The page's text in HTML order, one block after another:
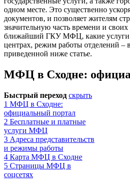
одном месте. Это существенно
документов, и позволяет жителям
значительную часть времени и
ближайший ГКУ МФЦ, какие услуги
центрах, режим работы отделений –
приведенной ниже статье.
МФЦ в Сходне:
Быстрый переход скрыть
1 МФЦ в Сходне:
официальный портал
2 Бесплатные и платные
услуги МФЦ
3 Адреса представительств
и режимы работы
4 Карта МФЦ в Сходне
5 Страницы МФЦ в
соцсетях